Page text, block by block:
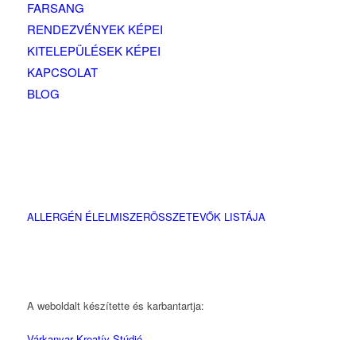
FARSANG
RENDEZVÉNYEK KÉPEI
KITELEPÜLÉSEK KÉPEI
KAPCSOLAT
BLOG
ALLERGÉN ÉLELMISZERÖSSZETEVŐK LISTÁJA
A weboldalt készítette és karbantartja: